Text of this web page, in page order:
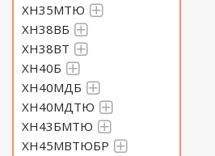
ХН35МТЮ
ХН38ВБ
ХН38ВТ
ХН40Б
ХН40МДБ
ХН40МДТЮ
ХН43БМТЮ
ХН45МВТЮБР